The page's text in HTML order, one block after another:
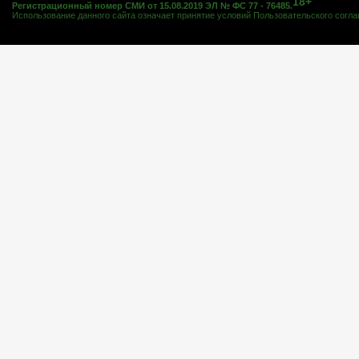
Регистрационный номер СМИ от 15.08.2019 ЭЛ № ФС 77 - 76485.
Использование данного сайта означает принятие условий Пользовательского